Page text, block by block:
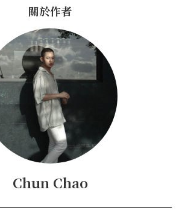
關於作者
Chun Chao